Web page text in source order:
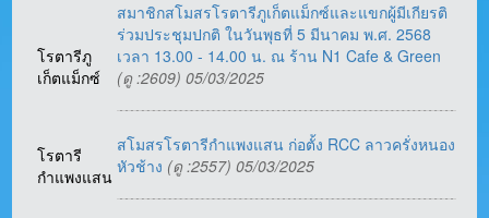
โรตารีภู
เก็ตแม็กซ์
สมาชิกสโมสรโรตารีภูเก็ตแม็กซ์และแขกผู้มีเกียรติ
ร่วมประชุมปกติ ในวันพุธที่ 5 มีนาคม พ.ศ. 2568
เวลา 13.00 - 14.00 น. ณ ร้าน N1 Cafe & Green
(ดู :2609) 05/03/2025
โรตารี
กำแพงแสน
สโมสรโรตารีกำแพงแสน ก่อตั้ง RCC ลาวครั่งหนอง
หัวช้าง (ดู :2557) 05/03/2025